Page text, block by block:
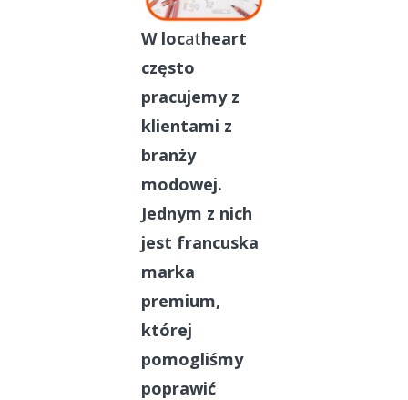
W locatheart
często
pracujemy z
klientami z
branży
modowej.
Jednym z nich
jest francuska
marka
premium,
której
pomogliśmy
poprawić